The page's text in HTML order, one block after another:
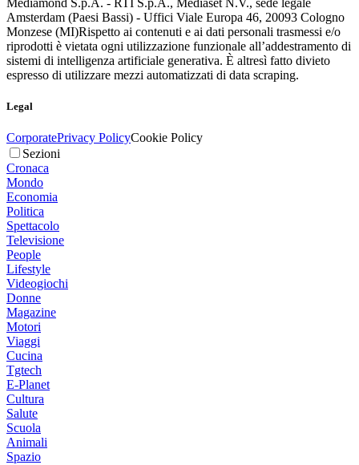
Amsterdam (Paesi Bassi) - Uffici Viale Europa 46, 20093 Cologno
Monzese (MI)Rispetto ai contenuti e ai dati personali trasmessi e/o
riprodotti è vietata ogni utilizzazione funzionale all’addestramento di
sistemi di intelligenza artificiale generativa. È altresì fatto divieto
espresso di utilizzare mezzi automatizzati di data scraping.
Legal
CorporatePrivacy PolicyCookie Policy
Sezioni
Cronaca
Mondo
Economia
Politica
Spettacolo
Televisione
People
Lifestyle
Videogiochi
Donne
Magazine
Motori
Viaggi
Cucina
Tgtech
E-Planet
Cultura
Salute
Scuola
Animali
Spazio